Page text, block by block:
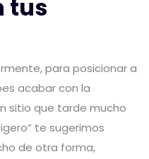
tus
para posicionar a
acabar con la
sitio que tarde mucho
te sugerimos
de otra forma,